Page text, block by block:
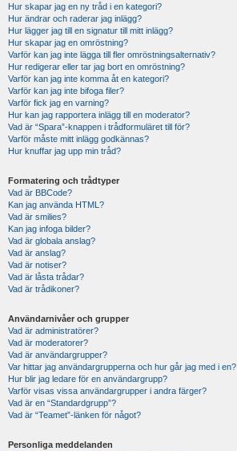
Hur skapar jag en ny tråd i en kategori?
Hur ändrar och raderar jag inlägg?
Hur lägger jag till en signatur till mitt inlägg?
Hur skapar jag en omröstning?
Varför kan jag inte lägga till fler omröstningsalternativ?
Hur redigerar eller tar jag bort en omröstning?
Varför kan jag inte komma åt en kategori?
Varför kan jag inte bifoga filer?
Varför fick jag en varning?
Hur kan jag rapportera inlägg till en moderator?
Vad är “Spara”-knappen i trådformuläret till för?
Varför måste mitt inlägg godkännas?
Hur knuffar jag upp min tråd?
Formatering och trådtyper
Vad är BBCode?
Kan jag använda HTML?
Vad är smilies?
Kan jag infoga bilder?
Vad är globala anslag?
Vad är anslag?
Vad är notiser?
Vad är låsta trådar?
Vad är trådikoner?
Användarnivåer och grupper
Vad är administratörer?
Vad är moderatorer?
Vad är användargrupper?
Var hittar jag användargrupperna och hur går jag med i en?
Hur blir jag ledare för en användargrupp?
Varför visas vissa användargrupper i andra färger?
Vad är en “Standardgrupp”?
Vad är “Teamet”-länken för något?
Personliga meddelanden